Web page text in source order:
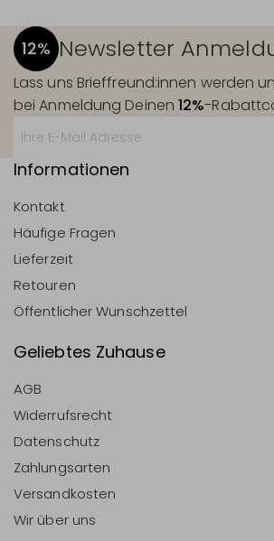
12% Newsletter
Lass uns Brieffreund:innen werden
bei Anmeldung Deinen12%-
Informationen
Kontakt
Häufige Fragen
Lieferzeit
Retouren
Öffentlicher Wunschzettel
Geliebtes Zuhause
AGB
Widerrufsrecht
Datenschutz
Zahlungsarten
Versandkosten
Wir über uns